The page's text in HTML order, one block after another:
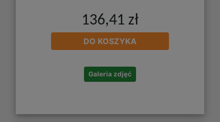
136,41 zł
DO KOSZYKA
Galeria zdjęć